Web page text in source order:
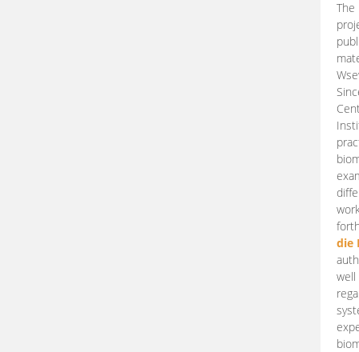
die
well